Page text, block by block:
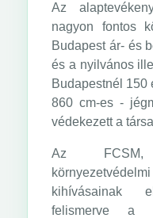
Az
nagyon fontos
Budapest ár- és
és a nyilvános
Budapestnél 150
860 cm-es -
védekezett a
Az FCSM,
kihívásainak
felismerve a